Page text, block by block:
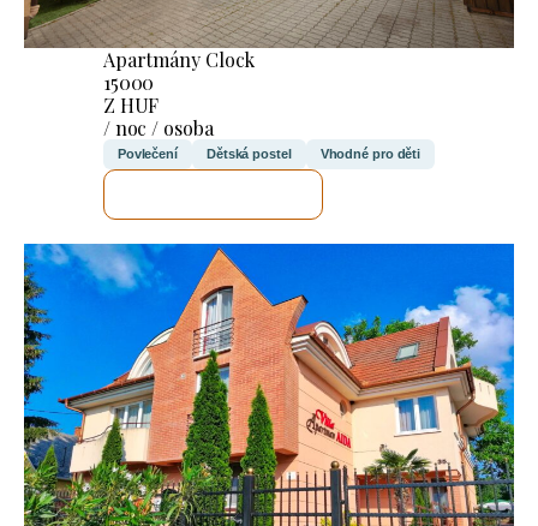
Apartmány Clock
15000
Z HUF
/ noc / osoba
Povlečení Dětská postel Vhodné pro děti